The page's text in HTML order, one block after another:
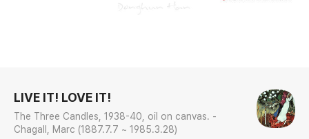
LIVE IT! LOVE IT!
The Three Candles, 1938-40, oil on canvas. -
Chagall, Marc (1887.7.7 ~ 1985.3.28)